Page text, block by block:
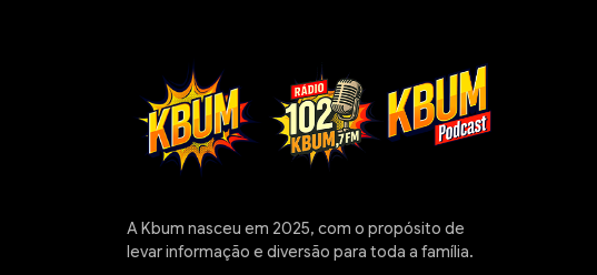
A Kbum nasceu em 2025, com o propósito de
levar informação e diversão para toda a família.